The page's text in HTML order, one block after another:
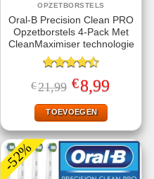
OPZETBORSTELS
Oral-B Precision Clean PRO
Opzetborstels 4-Pack Met
CleanMaximiser technologie
Gewaardeerd
4.50uit 5
€21,99 Oorspronkelijke
prijs
was:
€21,99.
€8,99Huidige
prijs
TOEVOEGEN
-52%